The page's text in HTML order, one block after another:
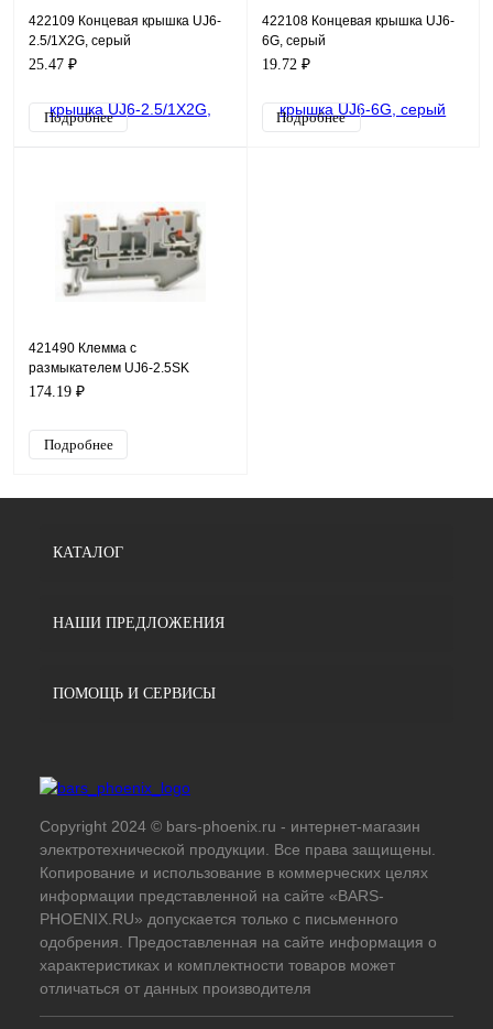
422109 Концевая крышка UJ6-
2.5/1X2G, серый
25.47 ₽
Подробнее
422108 Концевая крышка UJ6-
6G, серый
19.72 ₽
Подробнее
421490 Клемма с
размыкателем UJ6-2.5SK
174.19 ₽
Подробнее
КАТАЛОГ
НАШИ ПРЕДЛОЖЕНИЯ
ПОМОЩЬ И СЕРВИСЫ
Copyright 2024 © bars-phoenix.ru - интернет-магазин
электротехнической продукции. Все права защищены.
Копирование и использование в коммерческих целях
информации представленной на сайте «BARS-
PHOENIX.RU» допускается только с письменного
одобрения. Предоставленная на сайте информация о
характеристиках и комплектности товаров может
отличаться от данных производителя